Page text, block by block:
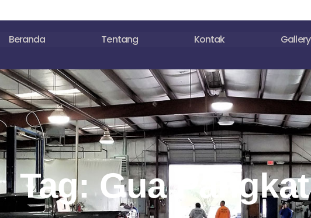
Beranda Tentang Kontak Gallery
Tag: Gua Pangkat